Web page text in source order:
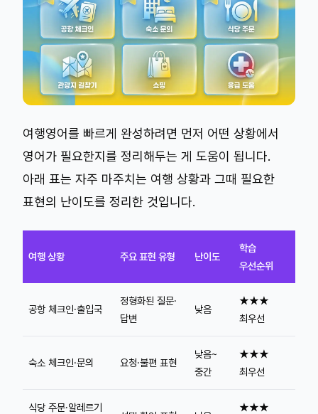
여행영어를 빠르게 완성하려면 먼저 어떤 상황에서
영어가 필요한지를 정리해두는 게 도움이 됩니다.
아래 표는 자주 마주치는 여행 상황과 그때 필요한
표현의 난이도를 정리한 것입니다.
여행 상황 주요 표현 유형 난이도
학습
우선순위
공항 체크인·출입국
정형화된 질문·
답변
낮음
★★★
최우선
숙소 체크인·문의 요청·불편 표현
낮음~
중간
★★★
최우선
식당 주문·알레르기 ★★★